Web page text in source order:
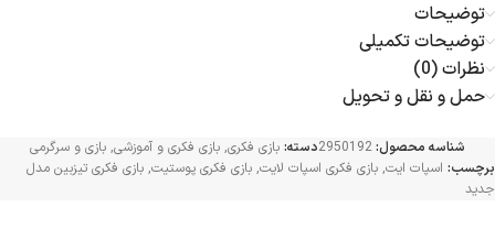
توضیحات
توضیحات تکمیلی
نظرات (0)
حمل و نقل و تحویل
شناسه محصول:2950192دسته: بازی فکری, بازی فکری و آموزشی, بازی و سرگرمی
برچسب: اسپات ایت, بازی فکری اسپات لایت, بازی فکری پوستیت, بازی فکری تیزبین مدل
جدید